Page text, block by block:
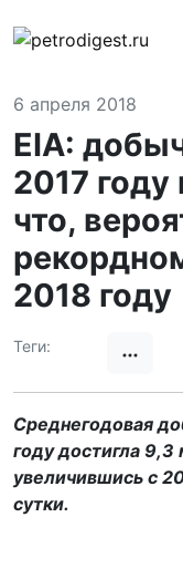
6 апреля 2018
EIA:
2017
что,
2018 году
Теги:
Среднегодовая
году достигла 9,3
увеличившись с
сутки.